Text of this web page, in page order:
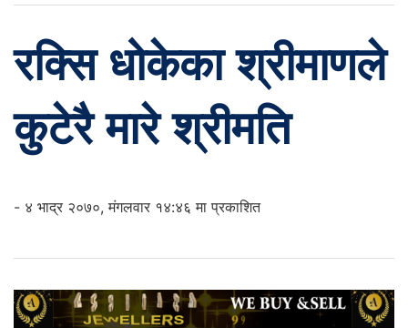
रक्सि धोकेका श्रीमाणले
कुटेरै मारे श्रीमति
- ४ भाद्र २०७०, मंगलवार १४:४६ मा प्रकाशित